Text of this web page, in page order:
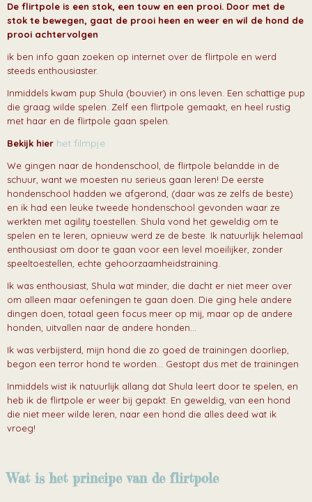
De flirtpole is een stok, een touw en een prooi. Door met de
stok te bewegen, gaat de prooi heen en weer en wil de hond de
prooi achtervolgen
ik ben info gaan zoeken op internet over de flirtpole en werd
steeds enthousiaster.
Inmiddels kwam pup Shula (bouvier) in ons leven. Een schattige pup
die graag wilde spelen. Zelf een flirtpole gemaakt, en heel rustig
met haar en de flirtpole gaan spelen.
Bekijk hier het filmpje
We gingen naar de hondenschool, de flirtpole belandde in de
schuur, want we moesten nu serieus gaan leren! De eerste
hondenschool hadden we afgerond, (daar was ze zelfs de beste)
en ik had een leuke tweede hondenschool gevonden waar ze
werkten met agility toestellen. Shula vond het geweldig om te
spelen en te leren, opnieuw werd ze de beste. Ik natuurlijk helemaal
enthousiast om door te gaan voor een level moeilijker, zonder
speeltoestellen, echte gehoorzaamheidstraining.
Ik was enthousiast, Shula wat minder, die dacht er niet meer over
om alleen maar oefeningen te gaan doen. Die ging hele andere
dingen doen, totaal geen focus meer op mij, maar op de andere
honden, uitvallen naar de andere honden...
Ik was verbijsterd, mijn hond die zo goed de trainingen doorliep,
begon een terror hond te worden... Gestopt dus met de trainingen
Inmiddels wist ik natuurlijk allang dat Shula leert door te spelen, en
heb ik de flirtpole er weer bij gepakt. En geweldig, van een hond
die niet meer wilde leren, naar een hond die alles deed wat ik
vroeg!
Wat is het principe van de flirtpole